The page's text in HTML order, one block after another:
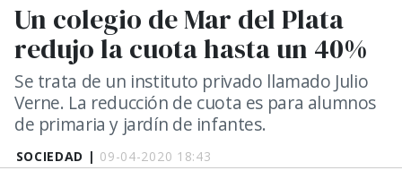
SOCIEDAD | 09-04-2020 18:43
Un colegio de Mar del Plata
redujo la cuota hasta un 40%
Se trata de un instituto privado llamado Julio
Verne. La reducción de cuota es para alumnos
de primaria y jardín de infantes.